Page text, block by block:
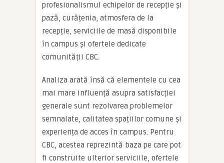
profesionalismul echipelor de recepție și
pază, curățenia, atmosfera de la
recepție, serviciile de masă disponibile
în campus și ofertele dedicate
comunității CBC.
Analiza arată însă că elementele cu cea
mai mare influență asupra satisfacției
generale sunt rezolvarea problemelor
semnalate, calitatea spațiilor comune și
experiența de acces în campus. Pentru
CBC, acestea reprezintă baza pe care pot
fi construite ulterior serviciile, ofertele